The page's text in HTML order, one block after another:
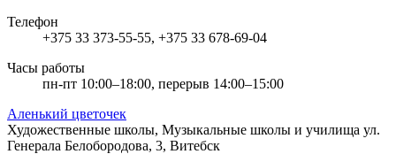
Телефон
+375 33 373-55-55, +375 33 678-69-04
Часы работы
пн-пт 10:00–18:00, перерыв 14:00–15:00
Аленький цветочек
Художественные школы, Музыкальные школы и училища ул.
Генерала Белобородова, 3, Витебск